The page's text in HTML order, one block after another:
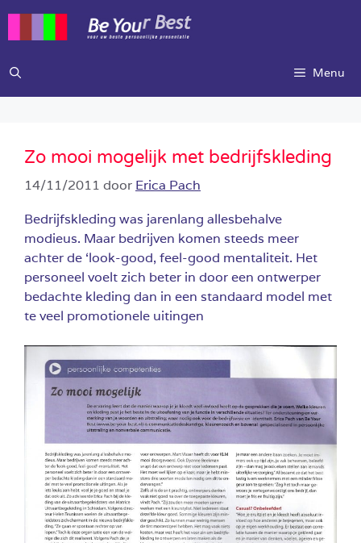
inhoud
Menu
Zo mooi mogelijk met bedrijfskleding
14/11/2011 door Erica Pach
Bedrijfskleding was jarenlang allesbehalve
modieus. Maar bedrijven komen steeds meer
achter de ‘look-good, feel-good mentaliteit. Het
personeel voelt zich beter in door een ontwerper
bedachte kleding dan in een standaard model met
te veel promotionele uitingen